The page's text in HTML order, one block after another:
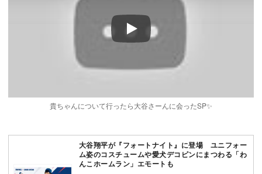
Play
貴ちゃんについて行ったら大谷さーんに会ったSP✨
大谷翔平が『フォートナイト』に登場 ユニフォー
ム姿のコスチュームや愛犬デコピンにまつわる「わ
んこホームラン」エモートも